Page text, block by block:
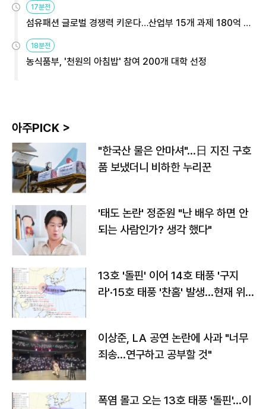
17분전
섬유패션 글로벌 경쟁력 키운다…산업부 15개 과제 180억 지
18분전
농식품부, '천원의 아침밥' 참여 200개 대학 선정
아주PICK >
"한국산 물은 안마셔"…日 지진 구호
품 보냈더니 비하한 누리꾼
'태도 논란' 정준원 "난 배우 하면 안
되는 사람인가? 생각 했다"
13호 '돌핀' 이어 14호 태풍 '구지
라'·15호 태풍 '찬홈' 발생…현재 위
이상준, LA 공연 논란에 사과 "너무
죄송…연구하고 공부할 것"
폭염 몰고 오는 13호 태풍 '돌핀'…이